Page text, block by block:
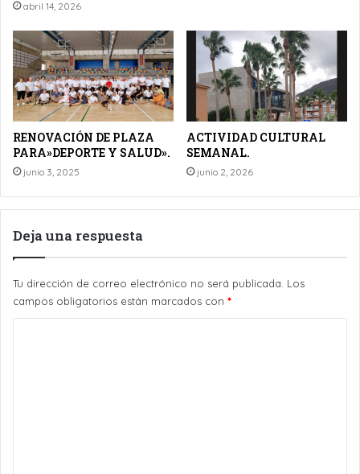
abril 14, 2026
RENOVACIÓN DE PLAZA
PARA»DEPORTE Y SALUD».
junio 3, 2025
ACTIVIDAD CULTURAL
SEMANAL.
junio 2, 2026
Deja una respuesta
Tu dirección de correo electrónico no será publicada. Los
campos obligatorios están marcados con *